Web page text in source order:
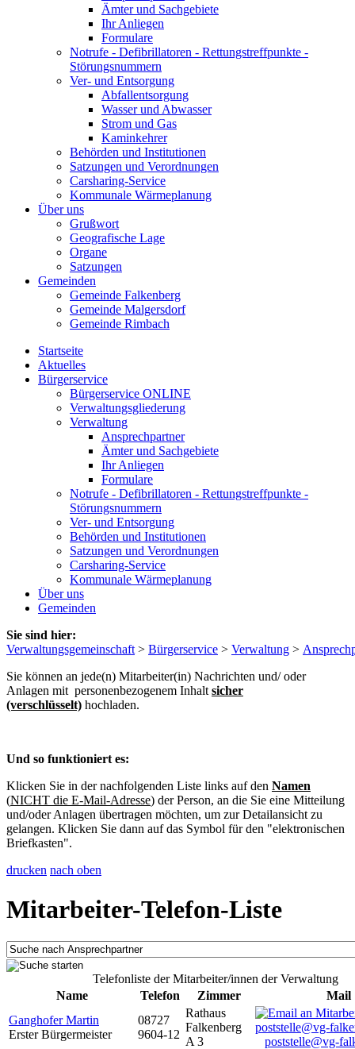
Ämter und Sachgebiete
Ihr Anliegen
Formulare
Notrufe - Defibrillatoren - Rettungstreffpunkte -
Störungsnummern
Ver- und Entsorgung
Abfallentsorgung
Wasser und Abwasser
Strom und Gas
Kaminkehrer
Behörden und Institutionen
Satzungen und Verordnungen
Carsharing-Service
Kommunale Wärmeplanung
Über uns
Grußwort
Geografische Lage
Organe
Satzungen
Gemeinden
Gemeinde Falkenberg
Gemeinde Malgersdorf
Gemeinde Rimbach
Startseite
Aktuelles
Bürgerservice
Bürgerservice ONLINE
Verwaltungsgliederung
Verwaltung
Ansprechpartner
Ämter und Sachgebiete
Ihr Anliegen
Formulare
Notrufe - Defibrillatoren - Rettungstreffpunkte -
Störungsnummern
Ver- und Entsorgung
Behörden und Institutionen
Satzungen und Verordnungen
Carsharing-Service
Kommunale Wärmeplanung
Über uns
Gemeinden
Sie sind hier:
Verwaltungsgemeinschaft > Bürgerservice > Verwaltung >
Sie können an jede(n) Mitarbeiter(in) Nachrichten und/ oder
Anlagen mit personenbezogenem Inhalt sicher
(verschlüsselt) hochladen.
Und so funktioniert es:
Klicken Sie in der nachfolgenden Liste links auf den Namen
(NICHT die E-Mail-Adresse) der Person, an die Sie eine Mitteilung
und/oder Anlagen übertragen möchten, um zur Detailansicht zu
gelangen. Klicken Sie dann auf das Symbol für den "elektronischen
Briefkasten".
drucken nach oben
Mitarbeiter-Telefon-Liste
Telefonliste der Mitarbeiter/innen der Verwaltung
Name
Telefon Zimmer
Mail
Ganghofer Martin
Erster Bürgermeister
08727
9604-12
Rathaus
Falkenberg
A 3
poststelle@vg-